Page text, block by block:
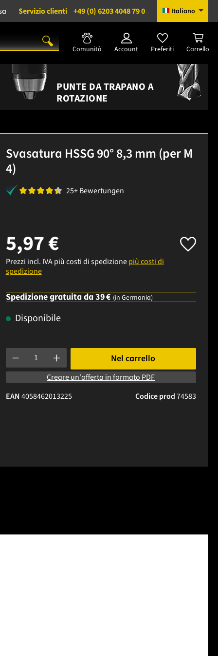
Servizio clienti +49 (0) 6203 4048 79 0 Italiano
Comunità Account Preferiti Carrello
PUNTE DA TRAPANO A
ROTAZIONE
Svasatura HSSG 90° 8,3 mm (per M
4)
25+ Bewertungen
5,97 €
Prezzi incl. IVA più costi di spedizionepiù costi di
spedizione
Spedizione gratuita da 39 € (in Germania)
Disponibile
Quantità del prodotto: inserisci la quantità desiderata o usa i
Nel carrello
Creare un'offerta in formato PDF
Codice prod74583
EAN4058462013225